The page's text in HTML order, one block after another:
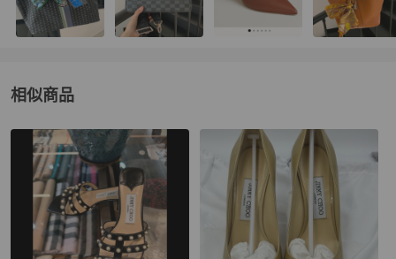
相似商品
更多相似Jimmy Choo女鞋推薦精品